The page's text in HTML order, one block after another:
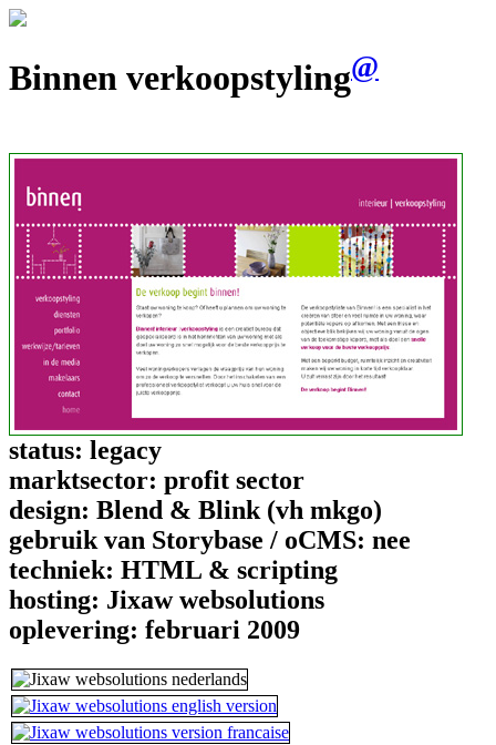
Binnen verkoopstyling@
status: legacy
marktsector: profit sector
design: Blend & Blink (vh mkgo)
gebruik van Storybase / oCMS: nee
techniek: HTML & scripting
hosting: Jixaw websolutions
oplevering: februari 2009